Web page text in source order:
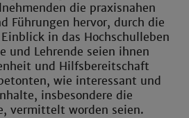
die praxisnahen
Führungen hervor, durch die
in das Hochschulleben
und Lehrende seien ihnen
und Hilfsbereitschaft
wie interessant und
insbesondere die
vermittelt worden seien.